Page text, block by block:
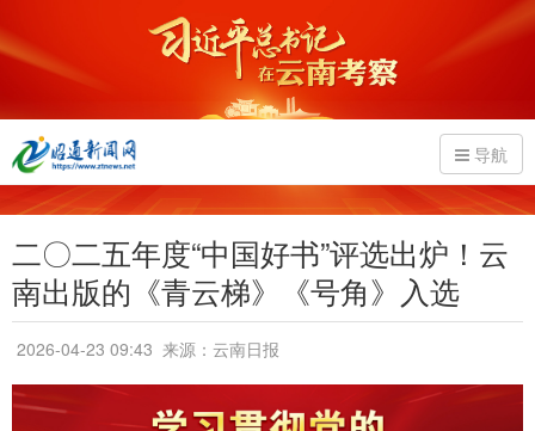
导航
二〇二五年度“中国好书”评选出炉！云
南出版的《青云梯》《号角》入选
2026-04-23 09:43 来源：云南日报